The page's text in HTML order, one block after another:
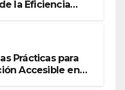
la Eficiencia
Prácticas para
Accesible en